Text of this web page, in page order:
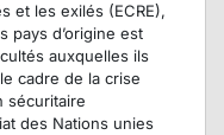
et les exilés (ECRE),
pays d’origine est
auxquelles ils
cadre de la crise
sécuritaire
des Nations unies